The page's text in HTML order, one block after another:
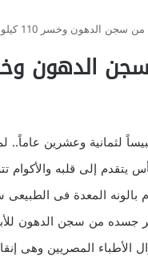
وخسر 110 كيلو فى 6 أشهر
وخسر 110 كيلو فى 6
لثمانية وعشرين
يتقدم إلى قلبه والأكوام
إنقاص 110 كيلو من وزنه فى هذه الشهور